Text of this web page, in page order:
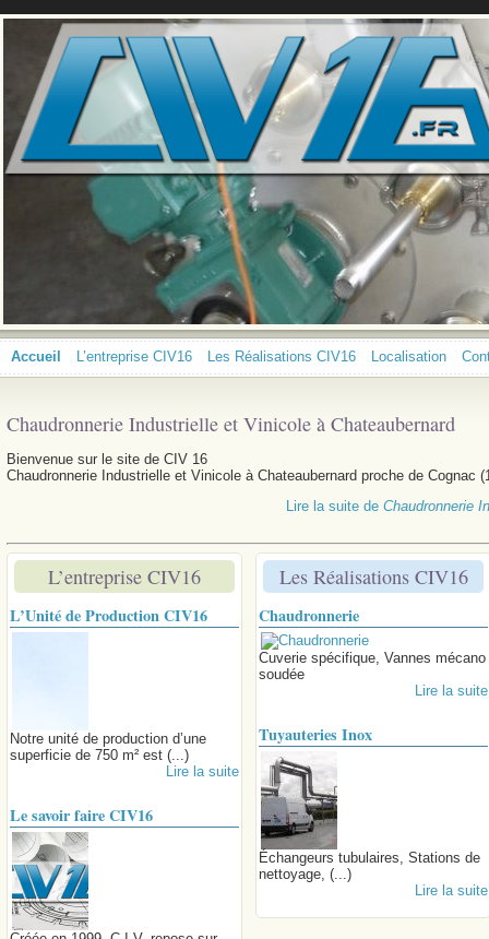
Accueil L’entreprise CIV16 Les Réalisations CIV16 Localisation
Chaudronnerie Industrielle et Vinicole à Chateaubernard
Bienvenue sur le site de CIV 16
Chaudronnerie Industrielle et Vinicole à Chateaubernard proche de Cognac
Lire la suite deChaudronnerie
L’entreprise CIV16
L’Unité de Production CIV16
Notre unité de production d’une
superficie de 750 m² est (...)
Lire la suite
Le savoir faire CIV16
Les Réalisations CIV16
Chaudronnerie
Cuverie spécifique, Vannes mécano
soudée
Lire la suite
Tuyauteries Inox
Échangeurs tubulaires, Stations de
nettoyage, (...)
Lire la suite